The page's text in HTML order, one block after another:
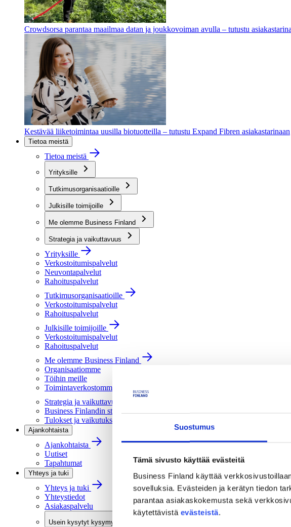
Suostumus
Tämä sivusto käyttää evästeitä
Business Finland käyttää
sovelluksia. Evästeiden ja kerätyn tiedon
parantaa asiakaskokemusta sekä
käytettävistä evästeistä.
Crowdsorsa parantaa maailmaa datan ja joukkovoiman avulla – tutustu
Kestävää liiketoimintaa uusilla biotuotteilla – tutustu Expand Fibren asiakastarinaan
Tietoa meistä
Tietoa meistä
Yrityksille
Tutkimusorganisaatioille
Julkisille toimijoille
Me olemme Business Finland
Strategia ja vaikuttavuus
Yrityksille
Verkostoitumispalvelut
Neuvontapalvelut
Rahoituspalvelut
Tutkimusorganisaatioille
Verkostoitumispalvelut
Rahoituspalvelut
Julkisille toimijoille
Verkostoitumispalvelut
Rahoituspalvelut
Me olemme Business Finland
Organisaatiomme
Töihin meille
Toimintaverkostomme
Strategia ja vaikuttavuus
Business Finlandin strategia 2030
Tulokset ja vaikutukset
Ajankohtaista
Ajankohtaista
Uutiset
Tapahtumat
Yhteys ja tuki
Yhteys ja tuki
Yhteystiedot
Asiakaspalvelu
Usein kysytyt kysymykset